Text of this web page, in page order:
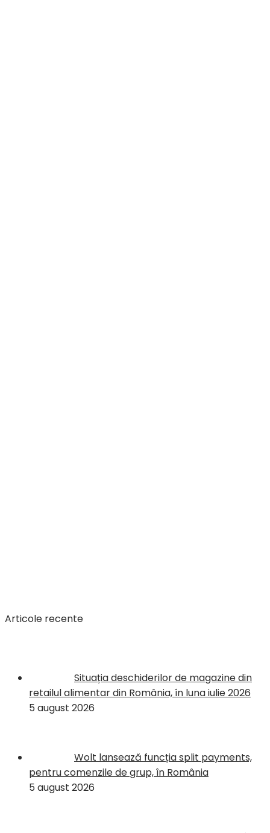
Articole recente
Situația deschiderilor de magazine din
retailul alimentar din România, în luna iulie 2026
5 august 2026
Wolt lansează funcția split payments,
pentru comenzile de grup, în România
5 august 2026